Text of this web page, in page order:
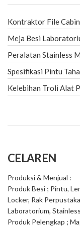
Kontraktor File
Meja Besi
Peralatan Stainless
Spesifikasi Pintu
Kelebihan Troli Alat
CELAREN
Produksi & Menjual :
Produk Besi ; Pintu,
Locker, Rak
Laboratorium,
Produk Pelengkap ;